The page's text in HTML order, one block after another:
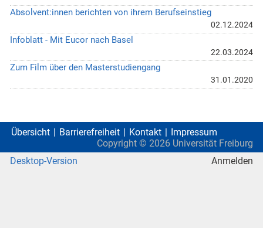
Absolvent:innen berichten von ihrem Berufseinstieg
02.12.2024
Infoblatt - Mit Eucor nach Basel
22.03.2024
Zum Film über den Masterstudiengang
31.01.2020
Übersicht Barrierefreiheit Kontakt
Impressum
Copyright © 2026 Universität Freiburg
Desktop-Version
Anmelden